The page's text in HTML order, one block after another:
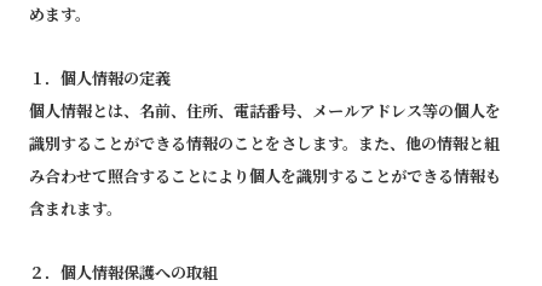
めます。
１．個人情報の定義
個人情報とは、名前、住所、電話番号、メールアドレス等の個人を
識別することができる情報のことをさします。また、他の情報と組
み合わせて照合することにより個人を識別することができる情報も
含まれます。
２．個人情報保護への取組